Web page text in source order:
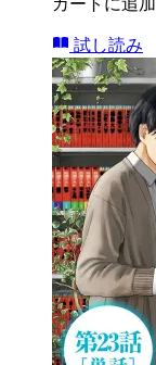
試し読み